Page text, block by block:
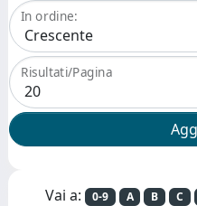
In ordine:
Risultati/Pagina
Vai a: 0-9 A B C